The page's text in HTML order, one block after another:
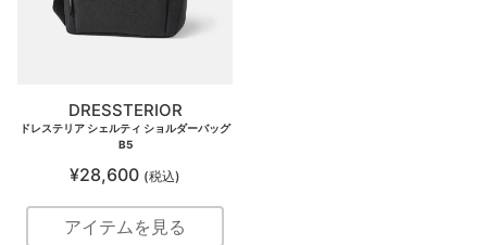
DRESSTERIOR
ドレステリア シェルティ ショルダーバッグ
B5
¥28,600 (税込)
アイテムを見る